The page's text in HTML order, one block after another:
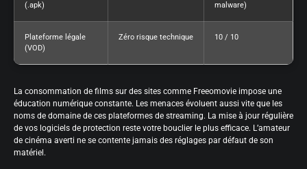
(.apk)
malware)
Plateforme légale
(VOD)
Zéro risque technique 10 / 10
La consommation de films sur des sites comme Freeomovie impose une
éducation numérique constante. Les menaces évoluent aussi vite que les
noms de domaine de ces plateformes de streaming. La mise à jour régulière
de vos logiciels de protection reste votre bouclier le plus efficace. L’amateur
de cinéma averti ne se contente jamais des réglages par défaut de son
matériel.